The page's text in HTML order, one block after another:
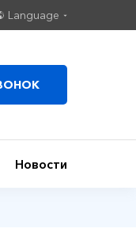
Language
Новости